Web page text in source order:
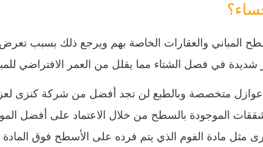
المباني والعقارات الخاصة بهم ويرجع ذلك بسبب تعرض
في فصل الشتاء مما يقلل من العمر الافتراضي
عوازل متخصصة وبالطبع لن تجد أفضل من شركة كنزى
الموجودة بالسطح من خلال الاعتماد على أفضل
مثل مادة الفوم الذي يتم فرده على الأسطح فوق المادة